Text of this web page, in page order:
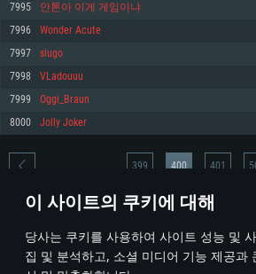
이 사이트의 쿠키에 대해
당사는 쿠키를 사용하여 사이트 성능 및
집 및 분석하고, 소셜 미디어 기능 제공과
권장 사양
570 혹은 그 이상
여유 저장 공간: 62.2 GB (전체 클라이언트)
권장 사양
네트워크: 브로드밴드 인터넷
여유 저장 공간: 62.2 GB (전체 클라이언트)
권장 사양
운영체제: Ubuntu 20.04 64bit
프로세서: Intel Core i7
메모리: 16 GB
그래픽 카드: Vulkan 을 지원하고, 최신 그래픽 드
1060 (6개월 미만) 혹은 그와 동급의 성능을 가지
지원하는 AMD RX 570 (6개월 미만; 최소사양 지
여유 저장 공간: 62.2 GB (전체 클라이언트)
7995 안톤아 이게 게임이냐
7996 Wonder Аcute
7997 slugo
7998 VLadouuu
7999 Oggi_Braun
8000 Jolly Joker
* 순위표는 매일 1회 갱신됩니다
399 400 401